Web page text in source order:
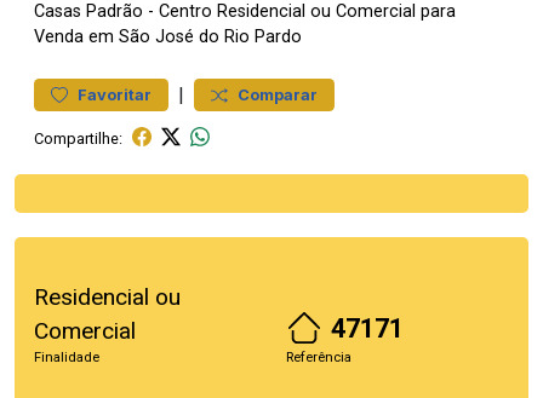
Casas Padrão - Centro Residencial ou Comercial para
Venda em São José do Rio Pardo
Favoritar | Comparar
Compartilhe:
Residencial ou
Comercial
Finalidade
47171
Referência